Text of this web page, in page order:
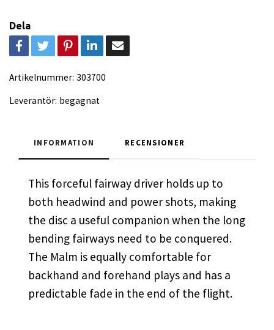
Dela
Artikelnummer: 303700
Leverantör: begagnat
INFORMATION RECENSIONER
This forceful fairway driver holds up to
both headwind and power shots, making
the disc a useful companion when the long
bending fairways need to be conquered.
The Malm is equally comfortable for
backhand and forehand plays and has a
predictable fade in the end of the flight.